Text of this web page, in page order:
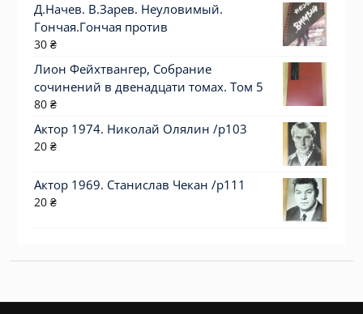
Д.Начев. В.Зарев. Неуловимый.
Гончая.Гончая против
30 ₴
Лион Фейхтвангер, Собрание
сочинений в двенадцати томах. Том 5
80 ₴
Актор 1974. Николай Олялин /p103
20 ₴
Актор 1969. Станислав Чекан /p111
20 ₴